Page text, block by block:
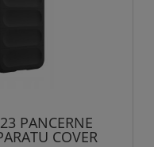
PANCERNE
COVER